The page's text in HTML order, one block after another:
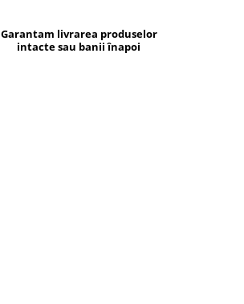
Garantam livrarea produselor
intacte sau banii înapoi